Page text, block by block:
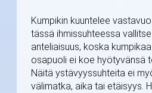
Kumpikin kuuntelee
tässä ihmissuhteessa
anteliaisuus, koska
osapuoli ei koe hyötyvänsä
Näitä ystävyyssuhteita ei
välimatka, aika tai etäisyys.